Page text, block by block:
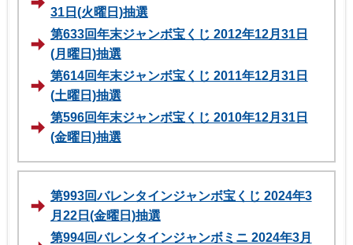
31日(火曜日)抽選
第633回年末ジャンボ宝くじ 2012年12月31日
(月曜日)抽選
第614回年末ジャンボ宝くじ 2011年12月31日
(土曜日)抽選
第596回年末ジャンボ宝くじ 2010年12月31日
(金曜日)抽選
第993回バレンタインジャンボ宝くじ 2024年3
月22日(金曜日)抽選
第994回バレンタインジャンボミニ 2024年3月